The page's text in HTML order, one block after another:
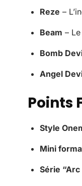
Reze –
Beam –
Bomb
Angel
Points
Style
Mini
Série “Arc